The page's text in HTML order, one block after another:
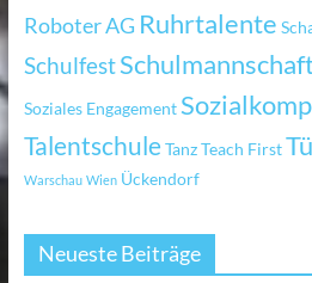
Roboter AG Ruhrtalente
Schulfest
Soziales Engagement
TalentschuleTanzTeach First
Warschau Wien Ückendorf
Neueste Beiträge